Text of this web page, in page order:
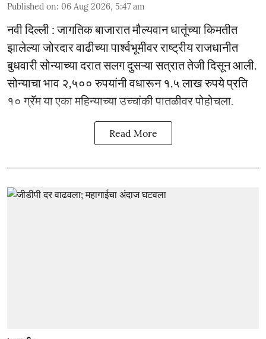
Published on: 06 Aug 2026, 5:47 am
नवी दिल्ली : जागतिक बाजारात मौल्यवान धातूंच्या किमतीत
झालेल्या जोरदार वाढीच्या पार्श्वभूमीवर राष्ट्रीय राजधानीत
बुधवारी सोन्याच्या दरात सलग दुसऱ्या सत्रात तेजी दिसून आली.
सोन्याचा भाव २,५०० रुपयांनी वधारून १.५ लाख रुपये प्रति
१० ग्रॅम या एका महिन्याच्या उच्चांकी पातळीवर पोहोचला.
Read More